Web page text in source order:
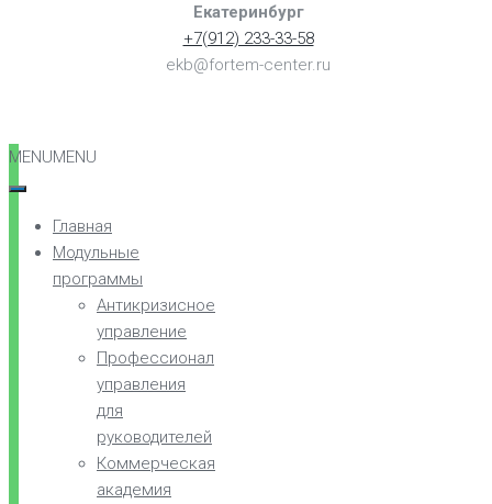
Екатеринбург
+7(912) 233-33-58
ekb@fortem-center.ru
MENUMENU
Главная
Модульные
программы
Антикризисное
управление
Профессионал
управления
для
руководителей
Коммерческая
академия